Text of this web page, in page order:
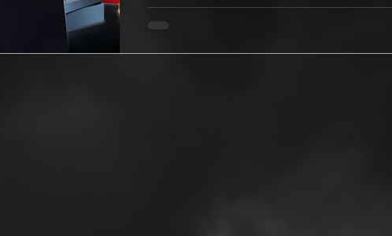
打造，讓我們一同打造出令人驚艷的高級質